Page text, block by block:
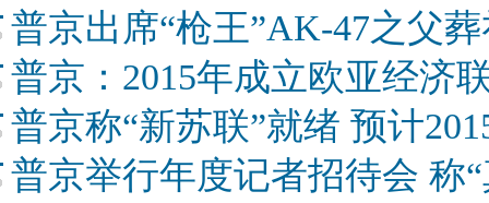
普京出席“枪王”AK-47之父
普京：2015年成立欧亚经济
普京称“新苏联”就绪 预计
普京举行年度记者招待会 称